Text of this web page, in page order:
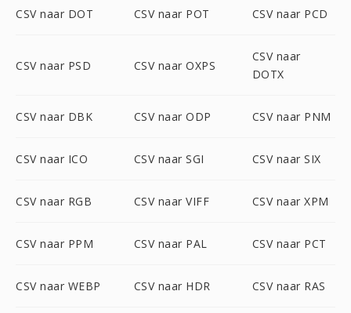
CSV naar DOT CSV naar POT CSV naar PCD
CSV naar PSD CSV naar OXPS
CSV naar
DOTX
CSV naar DBK CSV naar ODP CSV naar PNM
CSV naar ICO CSV naar SGI CSV naar SIX
CSV naar RGB CSV naar VIFF CSV naar XPM
CSV naar PPM CSV naar PAL CSV naar PCT
CSV naar WEBP CSV naar HDR CSV naar RAS